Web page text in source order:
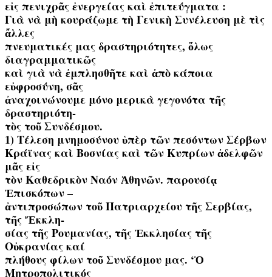
εἰς πενιχρᾶς ἐνεργείας καὶ ἐπιτεύγματα :
Γιὰ νὰ μὴ κουράζωμε τὴ Γενικὴ Συνέλευση μὲ τὶς
ἄλλες
πνευματικές μας δραστηριότητες, ὅλως
διαγραμματικῶς
καὶ γιὰ νὰ ἐμπλησθῆτε καὶ ἀπὸ κάποια
εὐφροσύνη, σᾶς
ἀναχοινώνουμε μόνο μερικὰ γεγονότα τῆς
δραστηριότη-
τὸς τοῦ Συνδέσμου.
1) Τέλεση μνημοσύνου ὑπὲρ τῶν πεσόντων Σέρβων
Κράϊνας καὶ Βοσνίας καὶ τῶν Κυπρίων ἀδελφῶν
μᾶς εἰς
τὸν Καθεδρικὸν Ναόν Ἀθηνῶν. παρουσίᾳ
Ἐπισκόπων –
ἀντιπροσώπων τοῦ Πατριαρχείου τῆς Σερβίας,
τῆς Ἔκκλη-
σίας τῆς Ρουμανίας, τῆς Ἐκκλησίας τῆς
Οὐκρανίας καί
πλήθους φίλων τοῦ Συνδέσμου μας. ‘Ὁ
Μητροπολιτικός